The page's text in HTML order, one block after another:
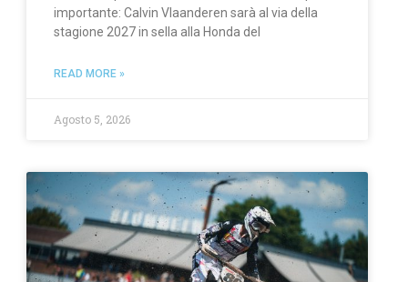
importante: Calvin Vlaanderen sarà al via della
stagione 2027 in sella alla Honda del
READ MORE »
Agosto 5, 2026